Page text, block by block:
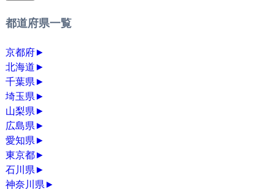
都道府県一覧
京都府►
北海道 ►
千葉県 ►
埼玉県 ►
山梨県 ►
広島県 ►
愛知県 ►
東京都►
石川県 ►
神奈川県 ►